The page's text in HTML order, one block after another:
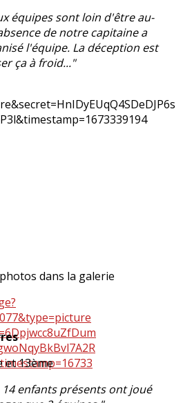
équipes sont loin d'être au-
de notre capitaine a
l'équipe. La déception est
ça à froid..."
dans la galerie
et 13ème
14 enfants présents ont joué